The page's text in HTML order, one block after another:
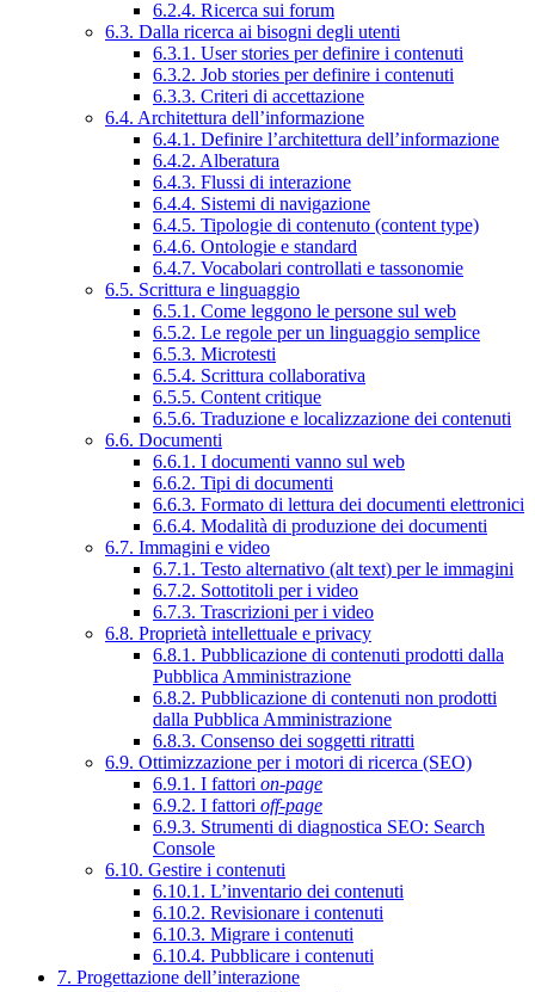
6.2.4. Ricerca sui forum
6.3. Dalla ricerca ai bisogni degli utenti
6.3.1. User stories per definire i contenuti
6.3.2. Job stories per definire i contenuti
6.3.3. Criteri di accettazione
6.4. Architettura dell’informazione
6.4.1. Definire l’architettura dell’informazione
6.4.2. Alberatura
6.4.3. Flussi di interazione
6.4.4. Sistemi di navigazione
6.4.5. Tipologie di contenuto (content type)
6.4.6. Ontologie e standard
6.4.7. Vocabolari controllati e tassonomie
6.5. Scrittura e linguaggio
6.5.1. Come leggono le persone sul web
6.5.2. Le regole per un linguaggio semplice
6.5.3. Microtesti
6.5.4. Scrittura collaborativa
6.5.5. Content critique
6.5.6. Traduzione e localizzazione dei contenuti
6.6. Documenti
6.6.1. I documenti vanno sul web
6.6.2. Tipi di documenti
6.6.3. Formato di lettura dei documenti elettronici
6.6.4. Modalità di produzione dei documenti
6.7. Immagini e video
6.7.1. Testo alternativo (alt text) per le immagini
6.7.2. Sottotitoli per i video
6.7.3. Trascrizioni per i video
6.8. Proprietà intellettuale e privacy
6.8.1. Pubblicazione di contenuti prodotti dalla
Pubblica Amministrazione
6.8.2. Pubblicazione di contenuti non prodotti
dalla Pubblica Amministrazione
6.8.3. Consenso dei soggetti ritratti
6.9. Ottimizzazione per i motori di ricerca (SEO)
6.9.1. I fattori on-page
6.9.2. I fattori off-page
6.9.3. Strumenti di diagnostica SEO: Search
Console
6.10. Gestire i contenuti
6.10.1. L’inventario dei contenuti
6.10.2. Revisionare i contenuti
6.10.3. Migrare i contenuti
6.10.4. Pubblicare i contenuti
7. Progettazione dell’interazione